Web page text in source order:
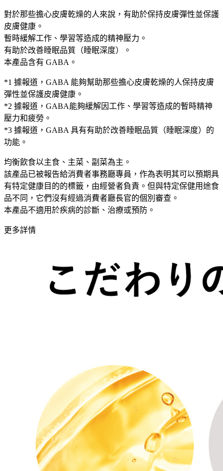
口
服
飲
50
ｍ
瓶/
盒
大
阪
實
體
藥
妝
店
直
送
量
對於那些擔心皮膚乾燥的人來說，有助於保持皮膚彈性並保護
皮膚健康。
暫時緩解工作、學習等造成的精神壓力。
有助於改善睡眠品質（睡眠深度）。
本產品含有 GABA。
*1 據報道，GABA 能夠幫助那些擔心皮膚乾燥的人保持皮膚
彈性並保護皮膚健康。
*2 據報道，GABA能夠緩解因工作、學習等造成的暫時精神
壓力和疲勞。
*3 據報道，GABA 具有有助於改善睡眠品質（睡眠深度）的
功能。
均衡飲食以主食、主菜、副菜為主。
該產品已被報告給消費者事務廳專員，作為表明其可以預期具
有特定健康目的的標籤，由經營者負責。但與特定保健用途食
品不同，它們沒有經過消費者廳長官的個別審查。
本產品不適用於疾病的診斷、治療或預防。
更多詳情